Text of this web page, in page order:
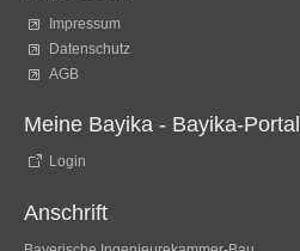
Impressum
Datenschutz
AGB
Meine Bayika - Bayika-Portal
Login
Anschrift